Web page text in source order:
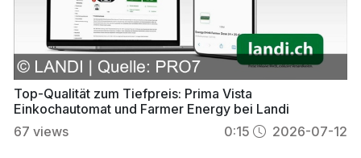
Top-Qualität zum Tiefpreis: Prima Vista
Einkochautomat und Farmer Energy bei Landi
67 views 0:15 2026-07-12